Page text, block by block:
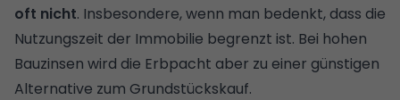
oft nicht. Insbesondere, wenn man bedenkt, dass die
Nutzungszeit der Immobilie begrenzt ist. Bei hohen
Bauzinsen wird die Erbpacht aber zu einer günstigen
Alternative zum Grundstückskauf.